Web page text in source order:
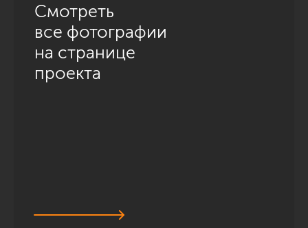
Смотреть
все фотографии
на странице
проекта